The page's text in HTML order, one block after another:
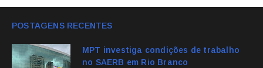
POSTAGENS RECENTES
MPT investiga condições de trabalho
no SAERB em Rio Branco